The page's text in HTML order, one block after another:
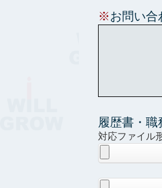
※ お問い合
履歴書・
対応ファイル